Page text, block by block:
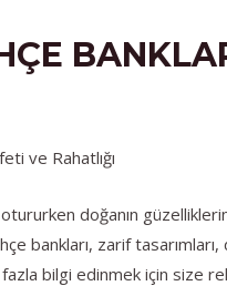
ve Rahatlığı
doğanın
bankları, zarif tasarımları,
fazla bilgi edinmek için size